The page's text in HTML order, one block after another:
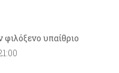
υπαίθριο